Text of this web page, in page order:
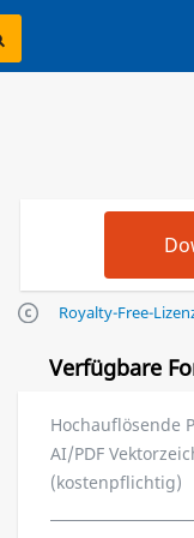
Royalty-Free-
Verfügbare
Hochauflösende
AI/PDF
(kostenpflichtig)